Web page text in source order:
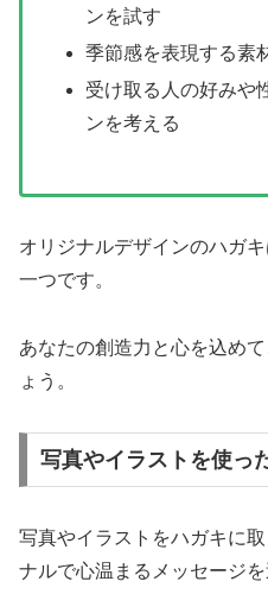
ンを試す
季節感を表現する素
受け取る人の好みや
ンを考える
オリジナルデザインのハガ
一つです。
あなたの創造力と心を込め
ょう。
写真やイラストを使っ
写真やイラストをハガキに
ナルで心温まるメッセージを